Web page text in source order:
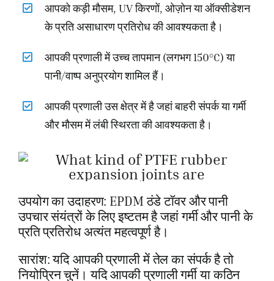
आपको कड़ी मौसम, UV किरणों, ओज़ोन या ऑक्सीडेशन
के प्रति असाधारण प्रतिरोध की आवश्यकता है।
आपकी प्रणाली में उच्च तापमान (लगभग 150°C) या
पानी/वाष्प अनुप्रयोग शामिल हैं।
आपकी प्रणाली उस क्षेत्र में है जहां बाहरी संपर्क या गर्मी
और मौसम में लंबी स्थिरता की आवश्यकता है।
उपयोग का उदाहरण: EPDM ठंडे टॉवर और पानी
उपचार संयंत्रों के लिए इष्टतम है जहां गर्मी और पानी के
प्रति प्रतिरोध अत्यंत महत्वपूर्ण है।
सारांश: यदि आपकी प्रणाली में तेल का संपर्क है तो
नियोप्रिन चुनें। यदि आपकी प्रणाली गर्मी या कठिन